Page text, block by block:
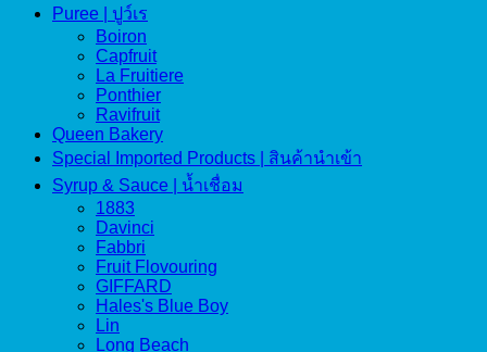
Puree | ปูว์เร
Boiron
Capfruit
La Fruitiere
Ponthier
Ravifruit
Queen Bakery
Special Imported Products | สินค้านำเข้า
Syrup & Sauce | น้ำเชื่อม
1883
Davinci
Fabbri
Fruit Flovouring
GIFFARD
Hales's Blue Boy
Lin
Long Beach